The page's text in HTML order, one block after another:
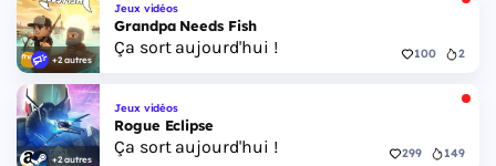
+2 autres
Jeux vidéos
Grandpa Needs Fish
Ça sort aujourd'hui ! 100 2
+2 autres
Jeux vidéos
Rogue Eclipse
Ça sort aujourd'hui ! 299 149